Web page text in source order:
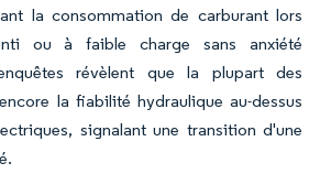
la consommation de carburant lors
ou à faible charge sans anxiété
révèlent que la plupart des
la fiabilité hydraulique au-dessus
signalant une transition d'une